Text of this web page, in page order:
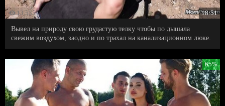
13 535 18:51
Вывел на природу свою грудастую телку чтобы по дышала
свежим воздухом, заодно и по трахал на канализационном люке.
65%